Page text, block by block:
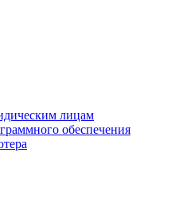
лицам
обеспечения